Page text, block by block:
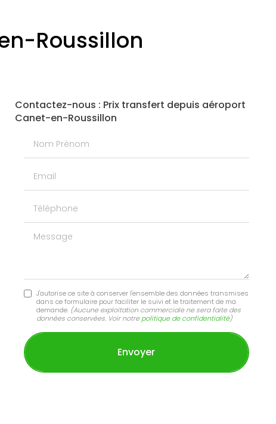
Roussillon
Contactez-nous : Prix transfert depuis aéroport
Canet-en-Roussillon
Message
J'autorise ce site à conserver l'ensemble des données transmises
dans ce formulaire pour faciliter le suivi et le traitement de ma
demande. (Aucune exploitation commerciale ne sera faite des
données conservées. Voir notre politique de confidentialité)